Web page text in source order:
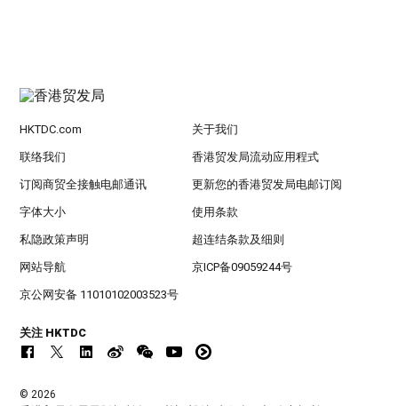
HKTDC.com 关于我们
联络我们 香港贸发局流动应用程式
订阅商贸全接触电邮通讯 更新您的香港贸发局电邮订阅
字体大小 使用条款
私隐政策声明 超连结条款及细则
网站导航 京ICP备09059244号
京公网安备 11010102003523号
关注 HKTDC
© 2026